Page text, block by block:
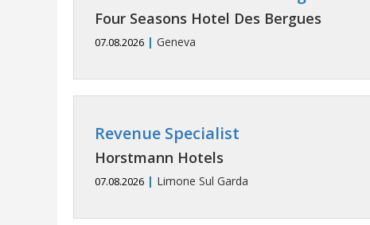
Four Seasons Hotel Des Bergues
07.08.2026 | Geneva
Revenue Specialist
Horstmann Hotels
07.08.2026 | Limone Sul Garda